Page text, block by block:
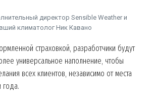
директор Sensible Weather и
климатолог Ник Кавано
страховкой, разработчики будут
универсальное наполнение, чтобы
всех клиентов, независимо от места
года.